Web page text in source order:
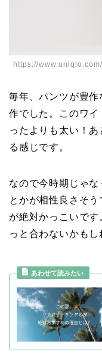
https://
毎年、パンツが豊
作でした。このワ
ったよりも太い！
る感じです。
なので今時期じゃ
とかが相性良さそ
が絶対かっこいです
っと合わないかもし